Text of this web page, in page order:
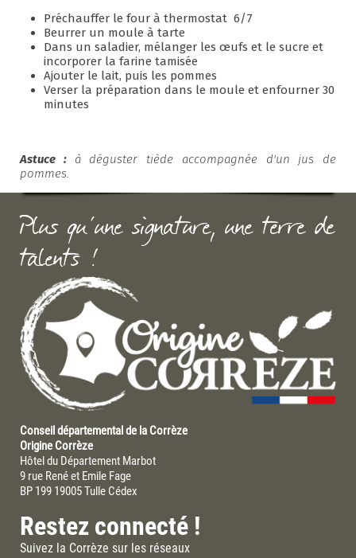
Préchauffer le four à thermostat 6/7
Beurrer un moule à tarte
Dans un saladier, mélanger les œufs et le sucre et
incorporer la farine tamisée
Ajouter le lait, puis les pommes
Verser la préparation dans le moule et enfourner 30
minutes
Astuce : à déguster tiède accompagnée d'un jus de
pommes.
Plus qu'une signature, une terre de
talents !
Conseil départemental de la Corrèze
Origine Corrèze
Hôtel du Département Marbot
9 rue René et Emile Fage
BP 199 19005 Tulle Cédex
Restez connecté !
Suivez la Corrèze sur les réseaux